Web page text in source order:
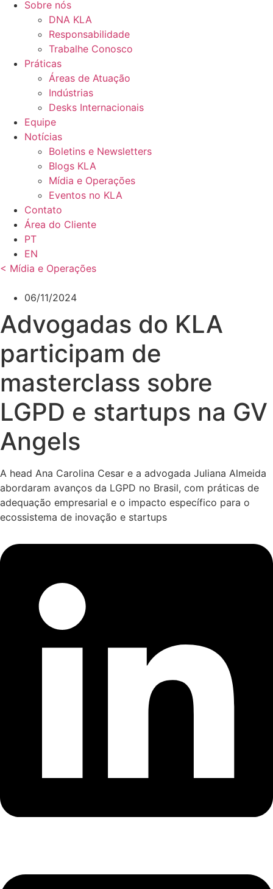
Sobre nós
DNA KLA
Responsabilidade
Trabalhe Conosco
Práticas
Áreas de Atuação
Indústrias
Desks Internacionais
Equipe
Notícias
Boletins e Newsletters
Blogs KLA
Mídia e Operações
Eventos no KLA
Contato
Área do Cliente
PT
EN
< Mídia e Operações
06/11/2024
Advogadas do KLA
participam de
masterclass sobre
LGPD e startups na GV
Angels
A head Ana Carolina Cesar e a advogada Juliana Almeida
abordaram avanços da LGPD no Brasil, com práticas de
adequação empresarial e o impacto específico para o
ecossistema de inovação e startups